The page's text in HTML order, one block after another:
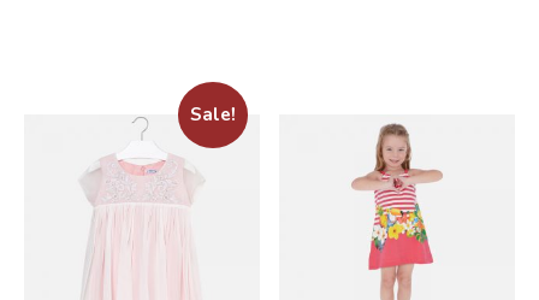
Sale!